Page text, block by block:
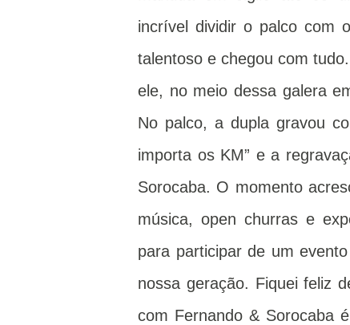
incrível dividir o palco com
talentoso e chegou com
ele, no meio dessa galera
No palco, a dupla gravou
importa os KM” e a
Sorocaba. O momento
música, open churras e
para participar de um
nossa geração. Fiquei feliz
com Fernando & Sorocaba